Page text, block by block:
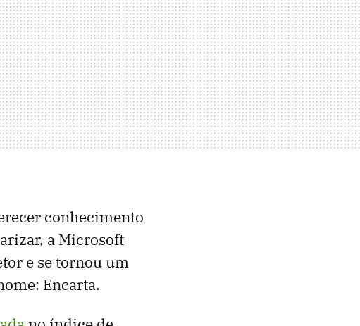
conhecimento
a Microsoft
e se tornou um
Encarta.